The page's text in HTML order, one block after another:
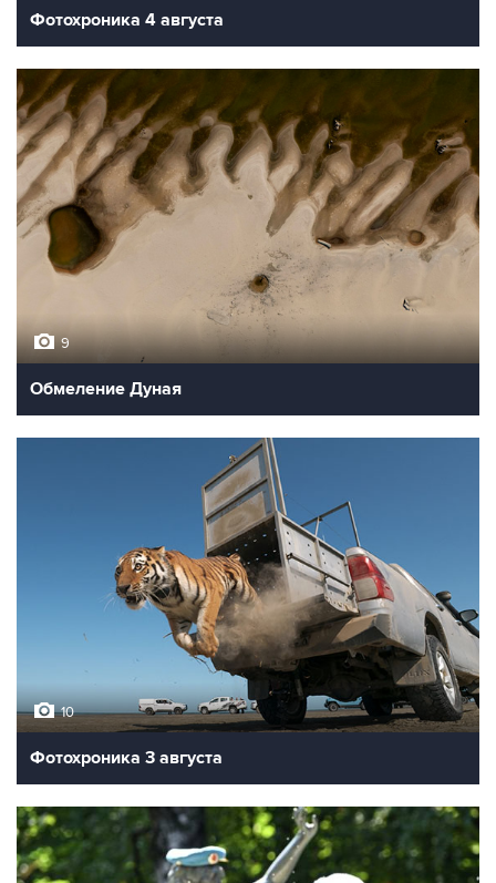
Фотохроника 4 августа
9
Обмеление Дуная
10
Фотохроника 3 августа